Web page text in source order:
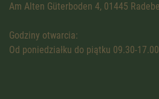
Am Alten Güterboden 4, 01445
Godziny otwarcia:
Od poniedziałku do piątku 09.30-17.00